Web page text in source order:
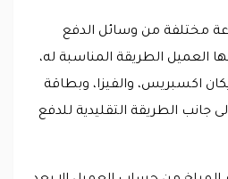
مختلفة من وسائل الدفع
العميل الطريقة المناسبة له،
اكسبريس، والفيزا، وبطاقة
جانب الطريقة التقليدية للدفع